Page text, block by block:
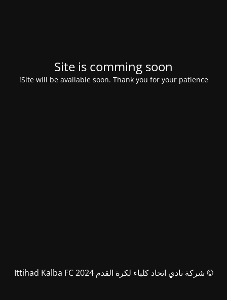
Site is comming soon
Site will be available soon. Thank you for your patience!
© شركة نادي اتحاد كلباء لكرة القدم Ittihad Kalba FC 2024